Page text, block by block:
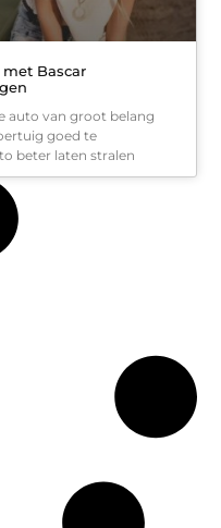
Bascar
auto van groot belang
goed te
beter laten stralen